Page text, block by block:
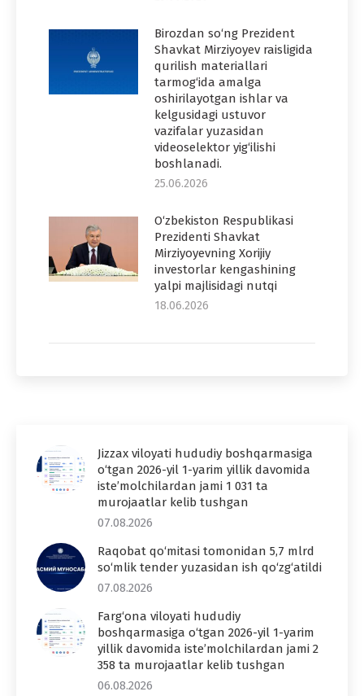
Birozdan so‘ng Prezident
Shavkat Mirziyoyev raisligida
qurilish materiallari
tarmog‘ida amalga
oshirilayotgan ishlar va
kelgusidagi ustuvor
vazifalar yuzasidan
videoselektor yig‘ilishi
boshlanadi.
25.06.2026
O‘zbekiston Respublikasi
Prezidenti Shavkat
Mirziyoyevning Xorijiy
investorlar kengashining
yalpi majlisidagi nutqi
18.06.2026
Jizzax viloyati hududiy boshqarmasiga
o‘tgan 2026-yil 1-yarim yillik davomida
iste’molchilardan jami 1 031 ta
murojaatlar kelib tushgan
07.08.2026
Raqobat qo‘mitasi tomonidan 5,7 mlrd
so‘mlik tender yuzasidan ish qo‘zg‘atildi
07.08.2026
Farg‘ona viloyati hududiy
boshqarmasiga o‘tgan 2026-yil 1-yarim
yillik davomida iste’molchilardan jami 2
358 ta murojaatlar kelib tushgan
06.08.2026